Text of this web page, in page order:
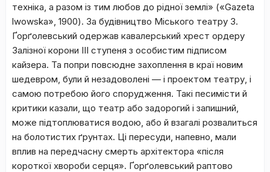
техніка, а разом із тим любов до рідної землі» («Gazeta
lwowska», 1900). За будівництво Міського театру З.
Ґорґолевський одержав кавалерський хрест ордеру
Залізної корони III ступеня з особистим підписом
кайзера. Та попри повсюдне захоплення в краї новим
шедевром, були й незадоволені — і проектом театру, і
самою потребою його спорудження. Такі песимісти й
критики казали, що театр або задорогий і запишний,
може підтоплюватися водою, або й взагалі розвалиться
на болотистих ґрунтах. Ці пересуди, напевно, мали
вплив на передчасну смерть архітектора «після
короткої хвороби серця». Ґорґолевський раптово